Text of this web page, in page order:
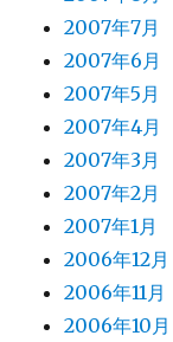
2007年7月
2007年6月
2007年5月
2007年4月
2007年3月
2007年2月
2007年1月
2006年12月
2006年11月
2006年10月